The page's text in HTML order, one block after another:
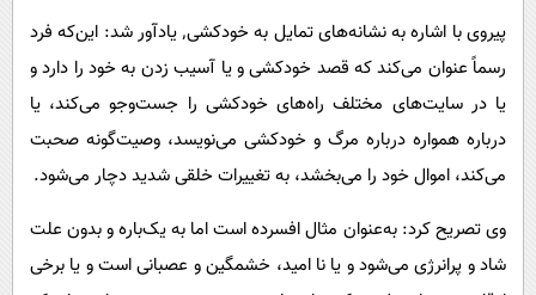
پیروی با اشاره به نشانه‌های تمایل به خودکشی٬ یادآور شد: این‌که فرد
رسماً عنوان می‌کند که قصد خودکشی و یا آسیب زدن به خود را دارد و
یا در سایت‌های مختلف راه‌های خودکشی را جست‌وجو می‌کند، یا
درباره همواره درباره مرگ و خودکشی می‌نویسد، وصیت‌گونه صحبت
می‌کند، اموال خود را می‌بخشد، به تغییرات خلقی شدید دچار می‌شود.
وی تصریح کرد: به‌عنوان مثال افسرده است اما به یک‌باره و بدون علت
شاد و پرانرژی می‌شود و یا نا امید، خشمگین و عصبانی است و یا برخی